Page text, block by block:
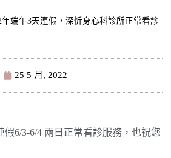
年端午3天連假，深忻身心科診所正常看診
25 5 月, 2022
6/3-6/4 兩日正常看診服務，也祝您